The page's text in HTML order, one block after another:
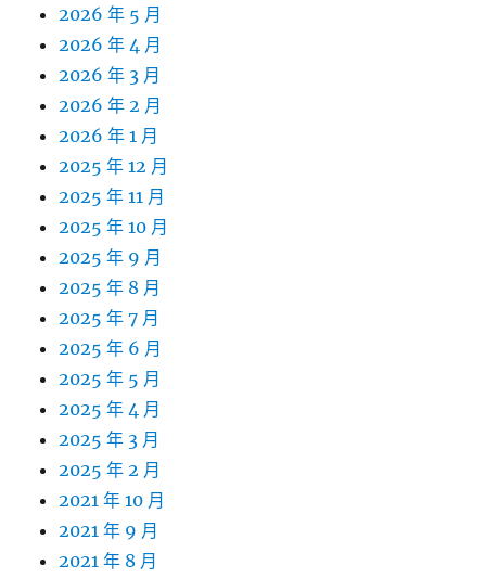
2026 年 5 月
2026 年 4 月
2026 年 3 月
2026 年 2 月
2026 年 1 月
2025 年 12 月
2025 年 11 月
2025 年 10 月
2025 年 9 月
2025 年 8 月
2025 年 7 月
2025 年 6 月
2025 年 5 月
2025 年 4 月
2025 年 3 月
2025 年 2 月
2021 年 10 月
2021 年 9 月
2021 年 8 月